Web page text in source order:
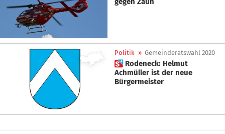
Politik » Gemeinderatswahl 2020
 Rodeneck: Helmut
Achmüller ist der neue
Bürgermeister